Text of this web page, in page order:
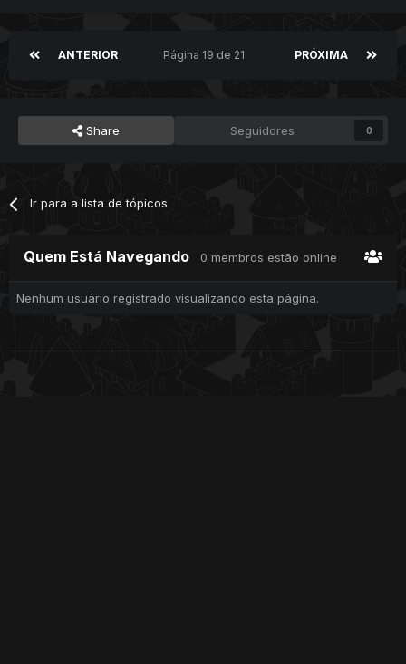
ANTERIOR PRÓXIMA
Página 19 de 21
Share Seguidores 0
Ir para a lista de tópicos
Quem Está Navegando 0 membros estão online
Nenhum usuário registrado visualizando esta página.